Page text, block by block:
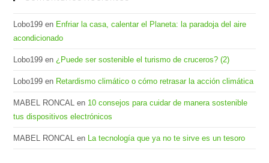
Lobo199 en Enfriar la casa, calentar el Planeta: la paradoja del aire
acondicionado
Lobo199 en ¿Puede ser sostenible el turismo de cruceros? (2)
Lobo199 en Retardismo climático o cómo retrasar la acción climática
MABEL RONCAL en 10 consejos para cuidar de manera sostenible
tus dispositivos electrónicos
MABEL RONCAL en La tecnología que ya no te sirve es un tesoro